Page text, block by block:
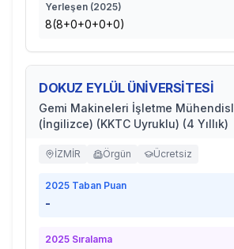
Yerleşen (2025)
8(8+0+0+0+0)
DOKUZ EYLÜL ÜNİVERSİTESİ
Gemi Makineleri İşletme
(İngilizce) (KKTC Uyruklu) (4 Yıllık)
İZMİR Örgün Ücretsiz
2025 Taban Puan
-
2025 Sıralama